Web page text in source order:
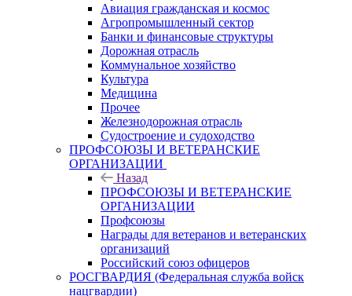
Авиация гражданская и космос
Агропромышленный сектор
Банки и финансовые структуры
Дорожная отрасль
Коммунальное хозяйство
Культура
Медицина
Прочее
Железнодорожная отрасль
Судостроение и судоходство
ПРОФСОЮЗЫ И ВЕТЕРАНСКИЕ
ОРГАНИЗАЦИИ
Назад
ПРОФСОЮЗЫ И ВЕТЕРАНСКИЕ
ОРГАНИЗАЦИИ
Профсоюзы
Награды для ветеранов и ветеранских
организаций
Российский союз офицеров
РОСГВАРДИЯ (Федеральная служба войск
нацгвардии)